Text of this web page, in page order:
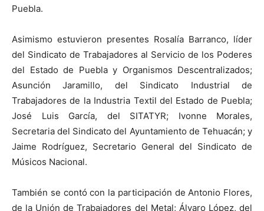
Puebla.
Asimismo estuvieron presentes Rosalía Barranco, líder
del Sindicato de Trabajadores al Servicio de los Poderes
del Estado de Puebla y Organismos Descentralizados;
Asunción Jaramillo, del Sindicato Industrial de
Trabajadores de la Industria Textil del Estado de Puebla;
José Luis García, del SITATYR; Ivonne Morales,
Secretaria del Sindicato del Ayuntamiento de Tehuacán; y
Jaime Rodríguez, Secretario General del Sindicato de
Músicos Nacional.
También se contó con la participación de Antonio Flores,
de la Unión de Trabajadores del Metal; Álvaro López, del